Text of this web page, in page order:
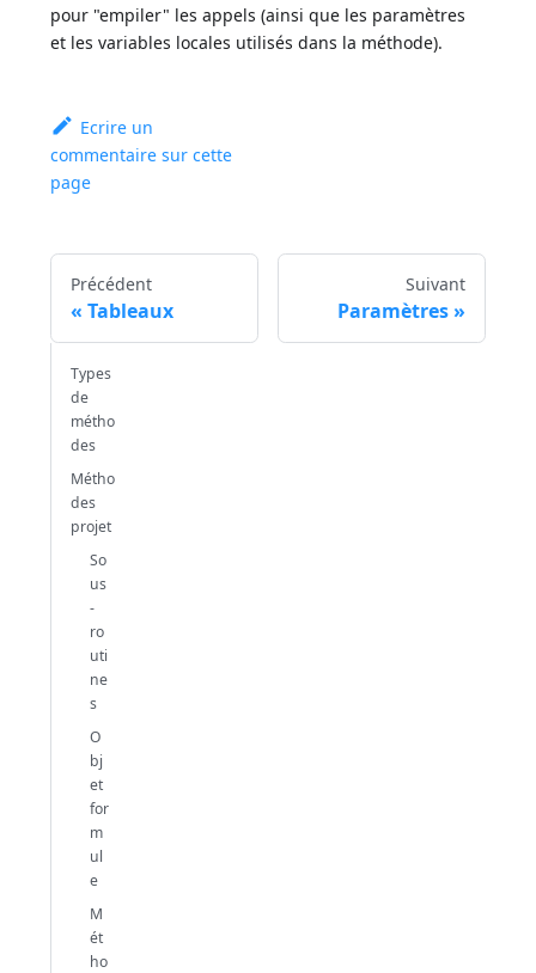
pour "empiler" les appels (ainsi que les paramètres
et les variables locales utilisés dans la méthode).
Ecrire un
commentaire sur cette
page
Précédent
Tableaux
Suivant
Paramètres
Types
de
métho
des
Métho
des
projet
So
us
-
ro
uti
ne
s
O
bj
et
for
m
ul
e
M
ét
ho